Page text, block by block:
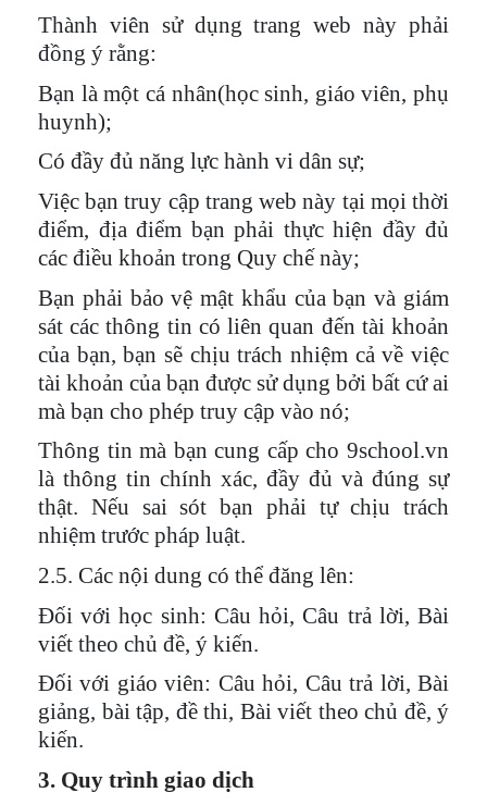
Thành viên sử dụng trang web này phải
đồng ý rằng:
Bạn là một cá nhân(học sinh, giáo viên, phụ
huynh);
Có đầy đủ năng lực hành vi dân sự;
Việc bạn truy cập trang web này tại mọi thời
điểm, địa điểm bạn phải thực hiện đầy đủ
các điều khoản trong Quy chế này;
Bạn phải bảo vệ mật khẩu của bạn và giám
sát các thông tin có liên quan đến tài khoản
của bạn, bạn sẽ chịu trách nhiệm cả về việc
tài khoản của bạn được sử dụng bởi bất cứ ai
mà bạn cho phép truy cập vào nó;
Thông tin mà bạn cung cấp cho 9school.vn
là thông tin chính xác, đầy đủ và đúng sự
thật. Nếu sai sót bạn phải tự chịu trách
nhiệm trước pháp luật.
2.5. Các nội dung có thể đăng lên:
Đối với học sinh: Câu hỏi, Câu trả lời, Bài
viết theo chủ đề, ý kiến.
Đối với giáo viên: Câu hỏi, Câu trả lời, Bài
giảng, bài tập, đề thi, Bài viết theo chủ đề, ý
kiến.
3. Quy trình giao dịch